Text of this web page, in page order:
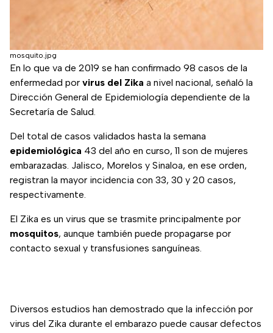
mosquito.jpg
En lo que va de 2019 se han confirmado 98 casos de la
enfermedad por virus del Zika a nivel nacional, señaló la
Dirección General de Epidemiología dependiente de la
Secretaría de Salud.
Del total de casos validados hasta la semana
epidemiológica 43 del año en curso, 11 son de mujeres
embarazadas. Jalisco, Morelos y Sinaloa, en ese orden,
registran la mayor incidencia con 33, 30 y 20 casos,
respectivamente.
El Zika es un virus que se trasmite principalmente por
mosquitos, aunque también puede propagarse por
contacto sexual y transfusiones sanguíneas.
Diversos estudios han demostrado que la infección por
virus del Zika durante el embarazo puede causar defectos